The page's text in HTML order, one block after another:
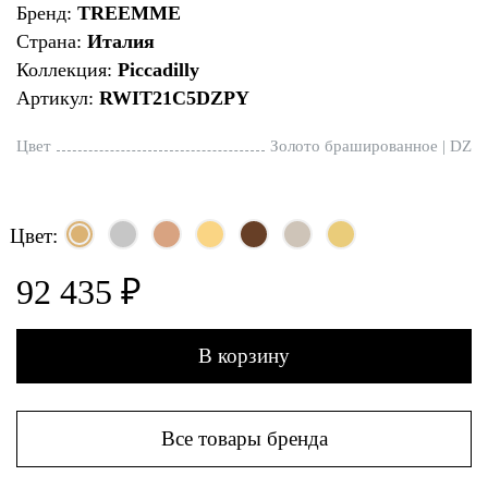
Бренд: TREEMME
Страна: Италия
Коллекция: Piccadilly
Артикул: RWIT21C5DZPY
Цвет Золото брашированное | DZ
Цвет:
92 435 ₽
В корзину
Все товары бренда